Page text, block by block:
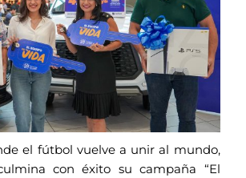
el fútbol vuelve a unir al mundo,
con éxito su campaña “El